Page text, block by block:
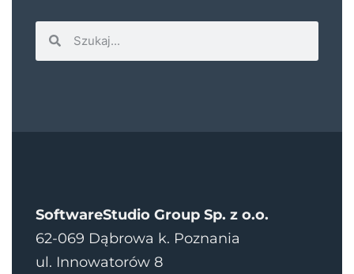
SoftwareStudio Group Sp. z o.o.
62-069 Dąbrowa k. Poznania
ul. Innowatorów 8